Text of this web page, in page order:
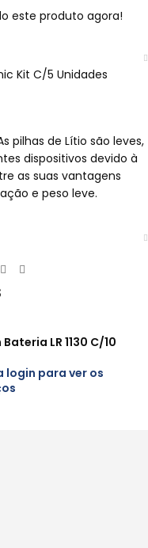
este produto agora!
Kit C/5 Unidades
pilhas de Lítio são leves,
dispositivos devido à
as suas vantagens
e peso leve.
Bateria LR 1130 C/10
login para ver os